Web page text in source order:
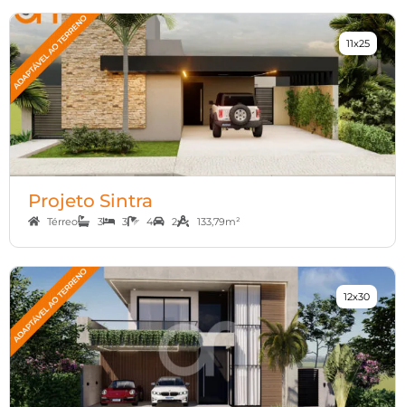
11x25
Projeto Sintra
Térreo 3 3 4 2 133,79m²
12x30